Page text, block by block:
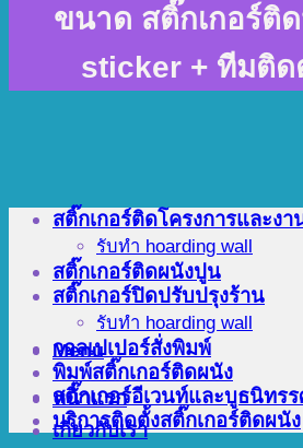
ขนาด สติ๊กเกอร์ติ
sticker + ทีมติด
Menu
หน้าแรก
เกี่ยวกับเรา
สติ๊กเกอร์ติดโครงการและงา
รับทำ hoarding wall
สติ๊กเกอร์ติดผนังปูน
สติ๊กเกอร์ปิดปรับปรุงร้าน
รับทำ hoarding wall
วอลเปเปอร์สั่งพิมพ์
พิมพ์สติ๊กเกอร์ติดผนัง
สติ๊กเกอร์อีเวนท์และบูธนิทร
บริการติดตั้งสติ๊กเกอร์ติดผนัง